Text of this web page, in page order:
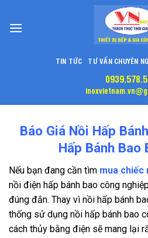
content
TIN TỨC TƯ VẤN CHUYÊN
Báo Giá Nồi Hấp
Hấp Bánh Bao
Nếu bạn đang cần tìm mua chiếc
nồi điện hấp bánh bao công
đúng đắn. Thay vì nồi hấp bánh
thống sử dụng nồi hấp bánh bao
cách thủy bằng điện sẽ mang lại